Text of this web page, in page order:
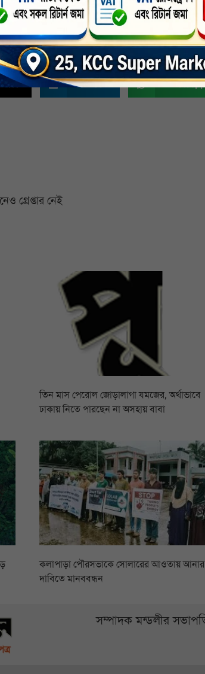
অ্যাডজুট্যান্ট ও প্রশিক্ষকবৃন্দ।-
খুলনা , খুলনা জেলা , নির্বাচিত , সর্বশেষ
Linkedin Whatsapp
গ্রেপ্তার নেই
তিন মাস পেরোল জোড়ালাগা যমজের, অর্থাভাবে
ঢাকায় নিতে পারছেন না অসহায় বাবা
কলাপাড়া পৌরসভাকে সোলারের আওতায় আনার
দাবিতে মানববন্ধন
সম্পাদক মন্ডলীর